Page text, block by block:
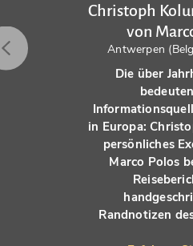
Christoph
von
Antwerpen
Die über
in Europa:
persönliches
Marco Polos
Randnotizen